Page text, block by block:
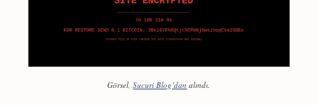
Görsel,Sucuri Blog’dan alındı.